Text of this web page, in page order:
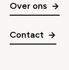
Over ons
Contact